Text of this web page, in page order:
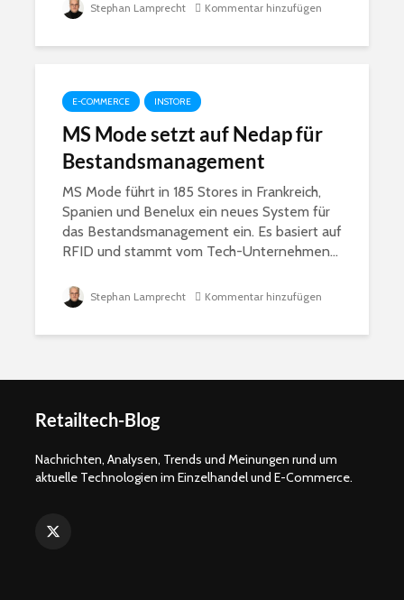
Stephan Lamprecht Kommentar hinzufügen
E-COMMERCE INSTORE
MS Mode setzt auf Nedap für
Bestandsmanagement
MS Mode führt in 185 Stores in Frankreich,
Spanien und Benelux ein neues System für
das Bestandsmanagement ein. Es basiert auf
RFID und stammt vom Tech-Unternehmen...
Stephan Lamprecht Kommentar hinzufügen
Retailtech-Blog
Nachrichten, Analysen, Trends und Meinungen rund um
aktuelle Technologien im Einzelhandel und E-Commerce.